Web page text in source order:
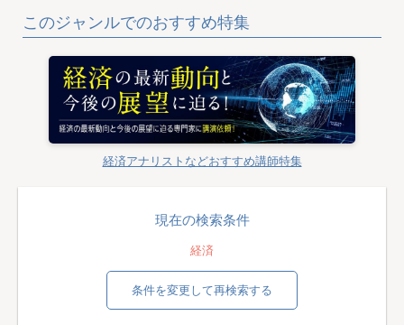
このジャンルでのおすすめ特集
経済アナリストなどおすすめ講師特集
現在の検索条件
経済
条件を変更して再検索する